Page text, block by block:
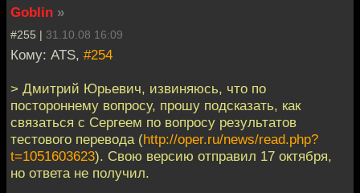
Goblin »
#255 | 31.10.08 16:09
Кому: ATS, #254
> Дмитрий Юрьевич, извиняюсь, что по
постороннему вопросу, прошу подсказать, как
связаться с Сергеем по вопросу результатов
тестового перевода (http://oper.ru/news/read.php?
t=1051603623). Свою версию отправил 17 октября,
но ответа не получил.